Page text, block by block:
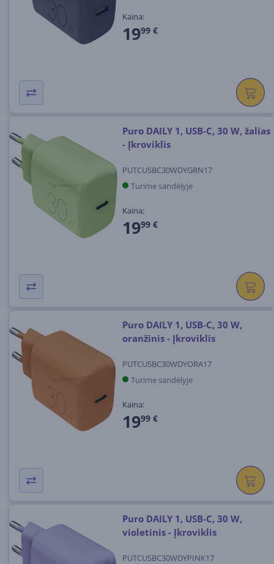
Kaina:
1999 €
Puro DAILY 1, USB-C, 30 W, žalias
- Įkroviklis
PUTCUSBC30WDYGRN17
Turime sandėlyje
Kaina:
1999 €
Puro DAILY 1, USB-C, 30 W,
oranžinis - Įkroviklis
PUTCUSBC30WDYORA17
Turime sandėlyje
Kaina:
1999 €
Puro DAILY 1, USB-C, 30 W,
violetinis - Įkroviklis
PUTCUSBC30WDYPINK17